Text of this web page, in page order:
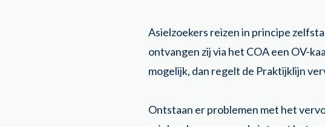
Asielzoekers reizen in principe
ontvangen zij via het COA een OV-
mogelijk, dan regelt de Praktijklijn
Ontstaan er problemen met het